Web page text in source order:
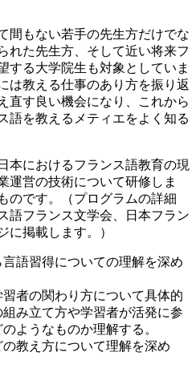
間もない若手の先生方だけでな
れた先生方、そして近い将来フ
する大学院生も対象としていま
は教える仕事のあり方を振り返
直す良い機会になり、これから
語を教えるメティエをよく知る
本におけるフランス語教育の現
運営の技術について研修しま
のです。（プログラムの詳細
語フランス文学会、日本フラン
に掲載します。）
語習得についての理解を深め
者の関わり方について具体的
み立て方や学習者が活発に参
ようなものか理解する。
教え方について理解を深め